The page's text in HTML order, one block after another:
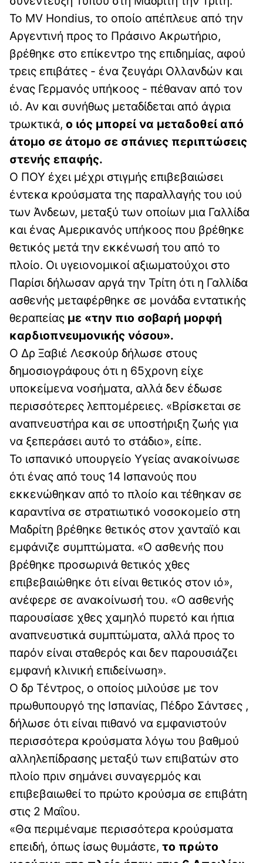
Το MV Hondius, το οποίο απέπλευε από την
Αργεντινή προς το Πράσινο Ακρωτήριο,
βρέθηκε στο επίκεντρο της επιδημίας, αφού
τρεις επιβάτες - ένα ζευγάρι Ολλανδών και
ένας Γερμανός υπήκοος - πέθαναν από τον
ιό. Αν και συνήθως μεταδίδεται από άγρια ​​
τρωκτικά, ο ιός μπορεί να μεταδοθεί από
άτομο σε άτομο σε σπάνιες περιπτώσεις
στενής επαφής.
Ο ΠΟΥ έχει μέχρι στιγμής επιβεβαιώσει
έντεκα κρούσματα της παραλλαγής του ιού
των Άνδεων, μεταξύ των οποίων μια Γαλλίδα
και ένας Αμερικανός υπήκοος που βρέθηκε
θετικός μετά την εκκένωσή του από το
πλοίο. Οι υγειονομικοί αξιωματούχοι στο
Παρίσι δήλωσαν αργά την Τρίτη ότι η Γαλλίδα
ασθενής μεταφέρθηκε σε μονάδα εντατικής
θεραπείας με «την πιο σοβαρή μορφή
καρδιοπνευμονικής νόσου».
Ο Δρ Ξαβιέ Λεσκούρ δήλωσε στους
δημοσιογράφους ότι η 65χρονη είχε
υποκείμενα νοσήματα, αλλά δεν έδωσε
περισσότερες λεπτομέρειες. «Βρίσκεται σε
αναπνευστήρα και σε υποστήριξη ζωής για
να ξεπεράσει αυτό το στάδιο», είπε.
Το ισπανικό υπουργείο Υγείας ανακοίνωσε
ότι ένας από τους 14 Ισπανούς που
εκκενώθηκαν από το πλοίο και τέθηκαν σε
καραντίνα σε στρατιωτικό νοσοκομείο στη
Μαδρίτη βρέθηκε θετικός στον χανταϊό και
εμφάνιζε συμπτώματα. «Ο ασθενής που
βρέθηκε προσωρινά θετικός χθες
επιβεβαιώθηκε ότι είναι θετικός στον ιό»,
ανέφερε σε ανακοίνωσή του. «Ο ασθενής
παρουσίασε χθες χαμηλό πυρετό και ήπια
αναπνευστικά συμπτώματα, αλλά προς το
παρόν είναι σταθερός και δεν παρουσιάζει
εμφανή κλινική επιδείνωση».
Ο δρ Τέντρος, ο οποίος μιλούσε με τον
πρωθυπουργό της Ισπανίας, Πέδρο Σάντσες ,
δήλωσε ότι είναι πιθανό να εμφανιστούν
περισσότερα κρούσματα λόγω του βαθμού
αλληλεπίδρασης μεταξύ των επιβατών στο
πλοίο πριν σημάνει συναγερμός και
επιβεβαιωθεί το πρώτο κρούσμα σε επιβάτη
στις 2 Μαΐου.
«Θα περιμέναμε περισσότερα κρούσματα
επειδή, όπως ίσως θυμάστε, το πρώτο